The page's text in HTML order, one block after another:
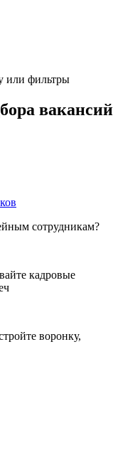
или фильтры
вакансий
сотрудникам?
кадровые
воронку,